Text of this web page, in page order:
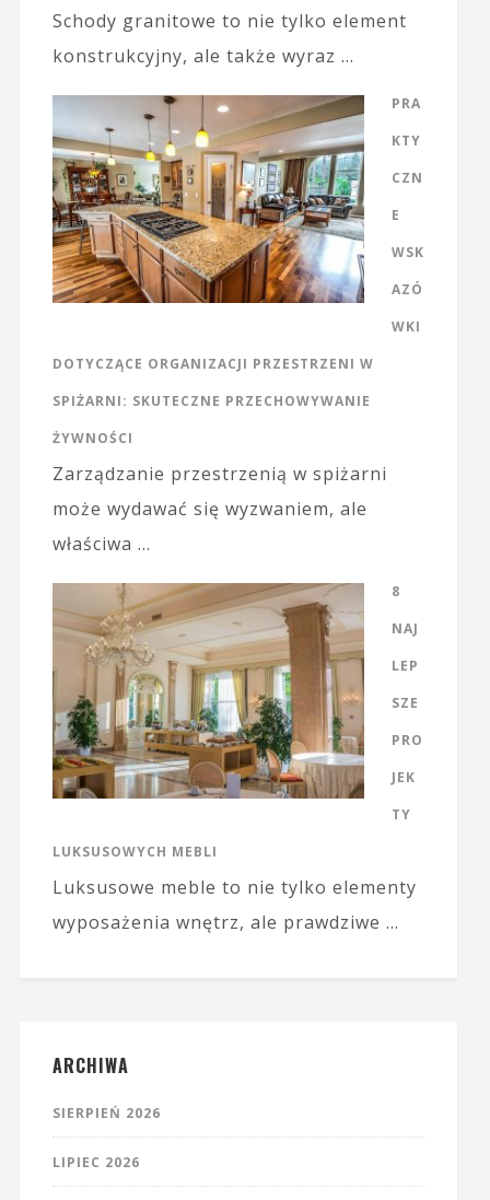
Schody granitowe to nie tylko element
konstrukcyjny, ale także wyraz …
PRA
KTY
CZN
E
WSK
AZÓ
WKI
DOTYCZĄCE ORGANIZACJI PRZESTRZENI W
SPIŻARNI: SKUTECZNE PRZECHOWYWANIE
ŻYWNOŚCI
Zarządzanie przestrzenią w spiżarni
może wydawać się wyzwaniem, ale
właściwa …
8
NAJ
LEP
SZE
PRO
JEK
TY
LUKSUSOWYCH MEBLI
Luksusowe meble to nie tylko elementy
wyposażenia wnętrz, ale prawdziwe …
ARCHIWA
SIERPIEŃ 2026
LIPIEC 2026